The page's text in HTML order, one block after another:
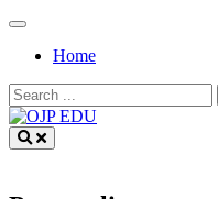
Skip
contentHome
Search
for: